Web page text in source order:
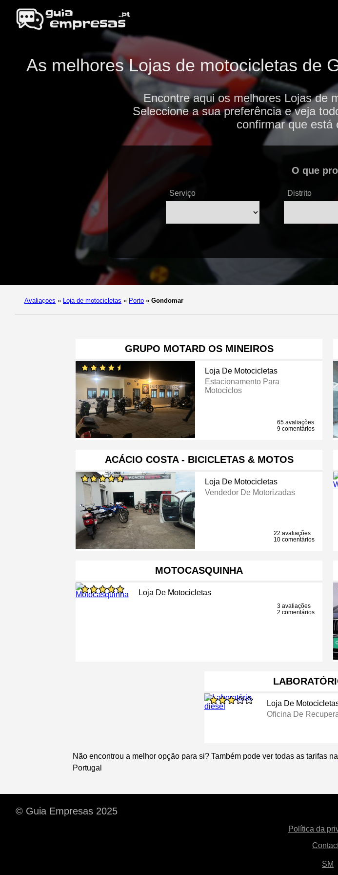
As melhores Lojas de motocicletas de
Encontre aqui os melhores Lojas de
Seleccione a sua preferência e veja
confirmar que está
O que
Serviço Distrito
Avaliaçoes » Loja de motocicletas » Porto » Gondomar
GRUPO MOTARD OS MINEIROS
Loja De Motocicletas
Estacionamento Para
Motociclos
65 avaliações
9 comentários
ACÁCIO COSTA - BICICLETAS & MOTOS
Loja De Motocicletas
Vendedor De Motorizadas
22 avaliações
10 comentários
MOTOCASQUINHA
Loja De Motocicletas
3 avaliações
2 comentários
Loja De
Oficina De
Não encontrou a melhor opção para si? Também pode ver todas as tarifas na
Portugal
© Guia Empresas 2025
Política da
SM